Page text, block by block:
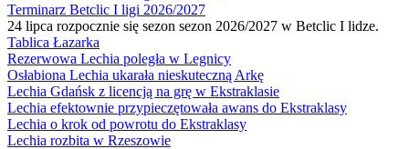
Terminarz Betclic I ligi 2026/2027
24 lipca rozpocznie się sezon sezon 2026/2027 w Betclic I lidze.
Tablica Łazarka
Rezerwowa Lechia poległa w Legnicy
Osłabiona Lechia ukarała nieskuteczną Arkę
Lechia Gdańsk z licencją na grę w Ekstraklasie
Lechia efektownie przypieczętowała awans do Ekstraklasy
Lechia o krok od powrotu do Ekstraklasy
Lechia rozbita w Rzeszowie